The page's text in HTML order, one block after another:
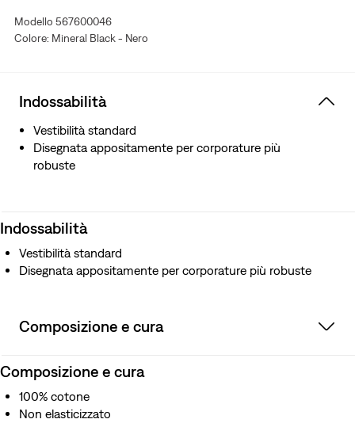
Modello 567600046
Colore: Mineral Black - Nero
Indossabilità
Vestibilità standard
Disegnata appositamente per corporature più
robuste
Indossabilità
Vestibilità standard
Disegnata appositamente per corporature più robuste
Composizione e cura
Composizione e cura
100% cotone
Non elasticizzato